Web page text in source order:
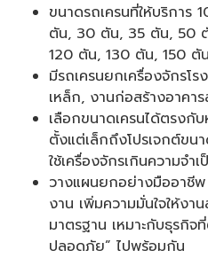
ขนาดรถเครนที่ให้บริกา
ตัน, 30 ตัน, 35 ตัน, 50
120 ตัน, 130 ตัน, 150
มีรถเครนยกเครื่องจักรโ
เหล็ก, งานก่อสร้างอาค
เลือกขนาดเครนได้ตรงกั
ตั้งแต่เล็กถึงโปรเจกต์ข
ใช้เครื่องจักรเกินความจำเ
วางแผนยกอย่างมืออาชี
งาน เพิ่มความมั่นใจให้ง
มาตรฐาน เหมาะกับธุรกิจ
ปลอดภัย” ไปพร้อมกัน